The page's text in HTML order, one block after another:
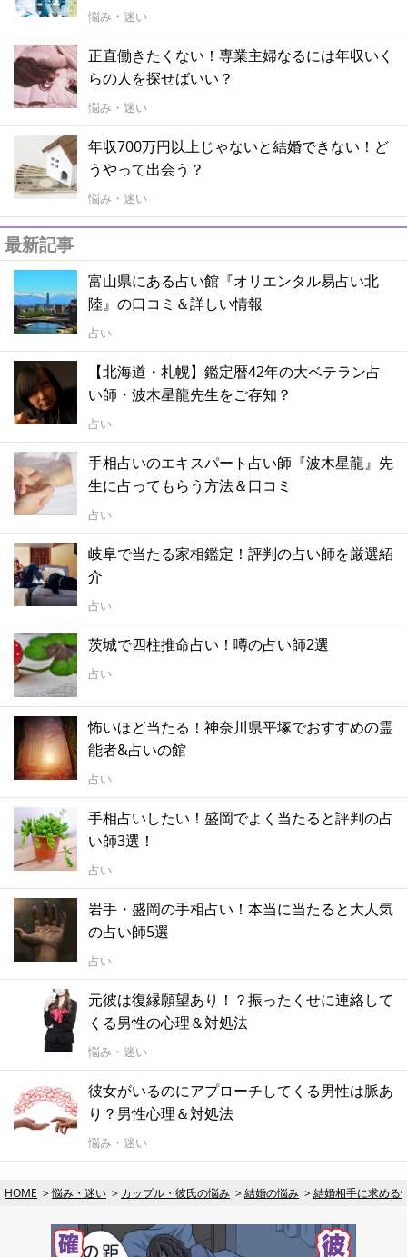
悩み・迷い
正直働きたくない！専業主婦なるには年収いく
らの人を探せばいい？
悩み・迷い
年収700万円以上じゃないと結婚できない！ど
うやって出会う？
悩み・迷い
最新記事
富山県にある占い館『オリエンタル易占い北
陸』の口コミ＆詳しい情報
占い
【北海道・札幌】鑑定暦42年の大ベテラン占
い師・波木星龍先生をご存知？
占い
手相占いのエキスパート占い師『波木星龍』先
生に占ってもらう方法＆口コミ
占い
岐阜で当たる家相鑑定！評判の占い師を厳選紹
介
占い
茨城で四柱推命占い！噂の占い師2選
占い
怖いほど当たる！神奈川県平塚でおすすめの霊
能者&占いの館
占い
手相占いしたい！盛岡でよく当たると評判の占
い師3選！
占い
岩手・盛岡の手相占い！本当に当たると大人気
の占い師5選
占い
元彼は復縁願望あり！？振ったくせに連絡して
くる男性の心理＆対処法
悩み・迷い
彼女がいるのにアプローチしてくる男性は脈あ
り？男性心理＆対処法
悩み・迷い
HOME 悩み・迷い カップル・彼氏の悩み 結婚の悩み 結婚相手に求める